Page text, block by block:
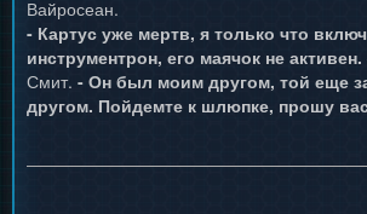
Вайросеан.
- Картус уже мертв, я только что
инструментрон, его маячок не активен.
Смит. - Он был моим другом, той еще
другом. Пойдемте к шлюпке, прошу